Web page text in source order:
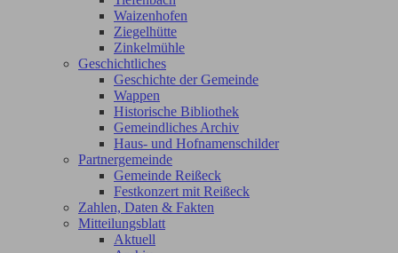
Waizenhofen
Ziegelhütte
Zinkelmühle
Geschichtliches
Geschichte der Gemeinde
Wappen
Historische Bibliothek
Gemeindliches Archiv
Haus- und Hofnamenschilder
Partnergemeinde
Gemeinde Reißeck
Festkonzert mit Reißeck
Zahlen, Daten & Fakten
Mitteilungsblatt
Aktuell